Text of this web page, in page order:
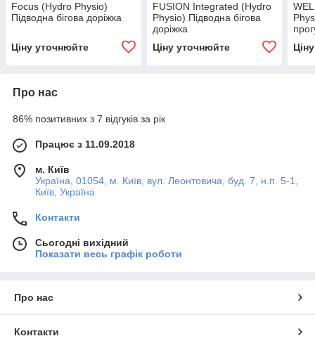
Focus (Hydro Physio)
Підводна бігова доріжка
Ціну уточнюйте
FUSION Integrated (Hydro
Physio) Підводна бігова
доріжка
Ціну уточнюйте
Про нас
86% позитивних з 7 відгуків за рік
Працює з 11.09.2018
м. Київ
Україна, 01054, м. Київ, вул. Леонтовича, буд. 7, н.п. 5-1,
Київ, Україна
Контакти
Сьогодні вихідний
Показати весь графік роботи
Про нас
Контакти